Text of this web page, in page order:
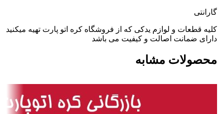
گارانتی
کلیه قطعات و لوازم یدکی که از فروشگاه کره اتو پارت تهیه میکنید
دارای ضمانت اصالت و کیفیت می باشد
محصولات مشابه